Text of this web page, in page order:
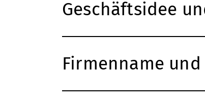
Geschäftsidee
Firmenname und